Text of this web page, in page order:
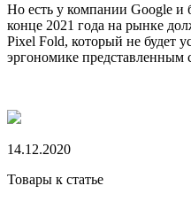
Но есть у компании Google
конце 2021 года на рынке
Pixel Fold, который не будет
эргономике представленным
14.12.2020
Товары к статье